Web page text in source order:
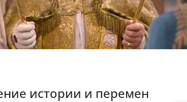
истории и перемен